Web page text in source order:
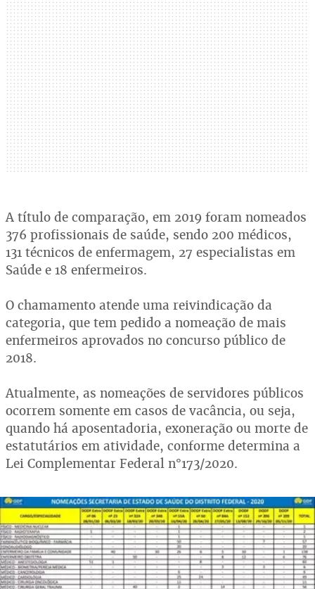
A título de comparação, em 2019 foram nomeados
376 profissionais de saúde, sendo 200 médicos,
131 técnicos de enfermagem, 27 especialistas em
Saúde e 18 enfermeiros.
O chamamento atende uma reivindicação da
categoria, que tem pedido a nomeação de mais
enfermeiros aprovados no concurso público de
2018.
Atualmente, as nomeações de servidores públicos
ocorrem somente em casos de vacância, ou seja,
quando há aposentadoria, exoneração ou morte de
estatutários em atividade, conforme determina a
Lei Complementar Federal n°173/2020.